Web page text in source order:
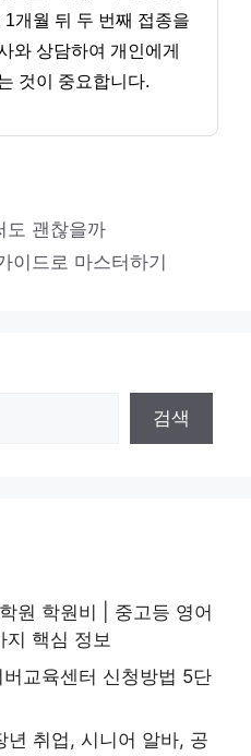
개월 뒤 두 번째 접종을
와 상담하여 개인에게
것이 중요합니다.
도 괜찮을까
이드로 마스터하기
검색
원 학원비 | 중고등 영어
지 핵심 정보
교육센터 신청방법 5단
취업, 시니어 알바, 공